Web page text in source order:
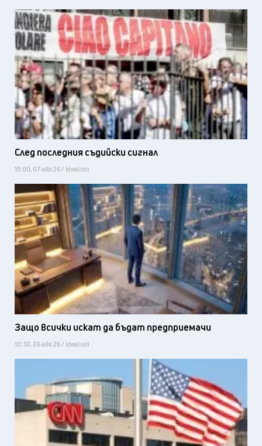
След последния съдийски сигнал
15:00, 07 авг 26 / Idealisti
Защо всички искат да бъдат предприемачи
10:30, 06 авг 26 / Idealisti